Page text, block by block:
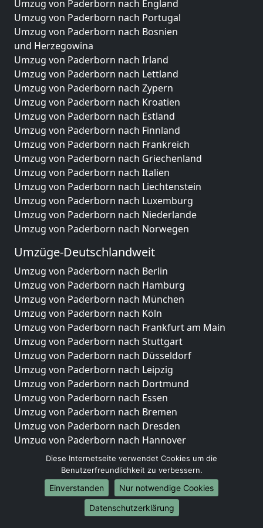
Umzug von Paderborn nach England
Umzug von Paderborn nach Portugal
Umzug von Paderborn nach Bosnien
und Herzegowina
Umzug von Paderborn nach Irland
Umzug von Paderborn nach Lettland
Umzug von Paderborn nach Zypern
Umzug von Paderborn nach Kroatien
Umzug von Paderborn nach Estland
Umzug von Paderborn nach Finnland
Umzug von Paderborn nach Frankreich
Umzug von Paderborn nach Griechenland
Umzug von Paderborn nach Italien
Umzug von Paderborn nach Liechtenstein
Umzug von Paderborn nach Luxemburg
Umzug von Paderborn nach Niederlande
Umzug von Paderborn nach Norwegen
Umzüge-Deutschlandweit
Umzug von Paderborn nach Berlin
Umzug von Paderborn nach Hamburg
Umzug von Paderborn nach München
Umzug von Paderborn nach Köln
Umzug von Paderborn nach Frankfurt am Main
Umzug von Paderborn nach Stuttgart
Umzug von Paderborn nach Düsseldorf
Umzug von Paderborn nach Leipzig
Umzug von Paderborn nach Dortmund
Umzug von Paderborn nach Essen
Umzug von Paderborn nach Bremen
Umzug von Paderborn nach Dresden
Umzug von Paderborn nach Hannover
Umzug von Paderborn nach Nürnberg
Umzug von Paderborn nach Duisburg
Umzug von Paderborn nach Bochum
Umzug von Paderborn nach Wuppertal
Umzug von Paderborn nach Bielefeld
Diese Internetseite verwendet Cookies um die
Benutzerfreundlichkeit zu verbessern.
Einverstanden
Nur notwendige Cookies
Datenschutzerklärung